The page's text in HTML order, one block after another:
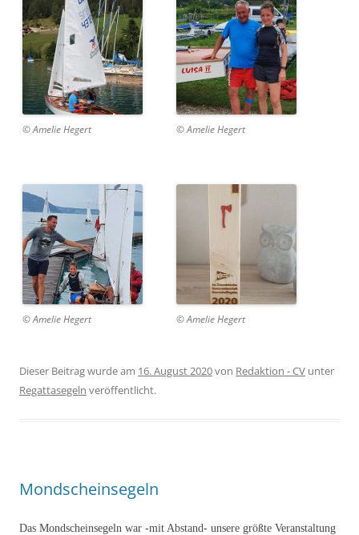
© Amelie Hegert © Amelie Hegert
© Amelie Hegert © Amelie Hegert
Dieser Beitrag wurde am 16. August 2020von Redaktion - CV unter
Regattasegeln veröffentlicht.
Mondscheinsegeln
Das Mondscheinsegeln war -mit Abstand- unsere größte Veranstaltung